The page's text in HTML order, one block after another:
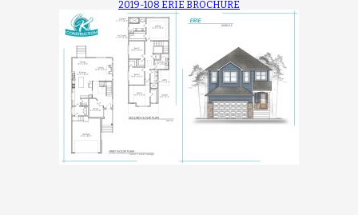
2019-108 ERIE BROCHURE